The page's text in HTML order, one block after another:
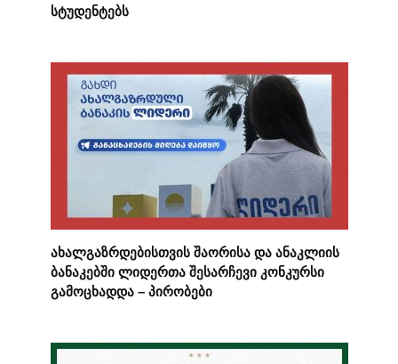
სტუდენტებს
ახალგაზრდებისთვის შაორისა და ანაკლიის
ბანაკებში ლიდერთა შესარჩევი კონკურსი
გამოცხადდა – პირობები